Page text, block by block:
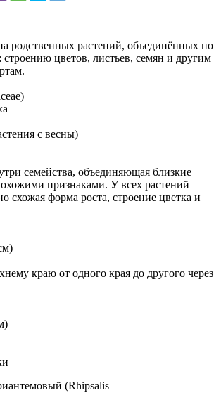
родственных растений, объединённых по
цветов, листьев, семян и другим
с весны)
семейства, объединяющая близкие
признаками. У всех растений
схожая форма роста, строение цветка и
краю от одного края до другого через
(Rhipsalis